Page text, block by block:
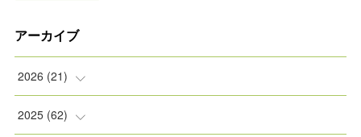
アーカイブ
2026 (21)
(2)
2025 (62)